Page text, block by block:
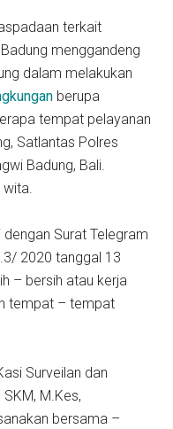
terkait
menggandeng
dalam melakukan
berupa
tempat pelayanan
Satlantas Polres
Badung, Bali.
wita.
dengan Surat Telegram
2020 tanggal 13
– bersih atau kerja
tempat – tempat
Surveilan dan
M.Kes,
bersama –